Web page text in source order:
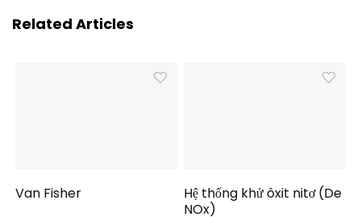
Related Articles
Van Fisher
Hệ thống khử ôxit nitơ (De
NOx)